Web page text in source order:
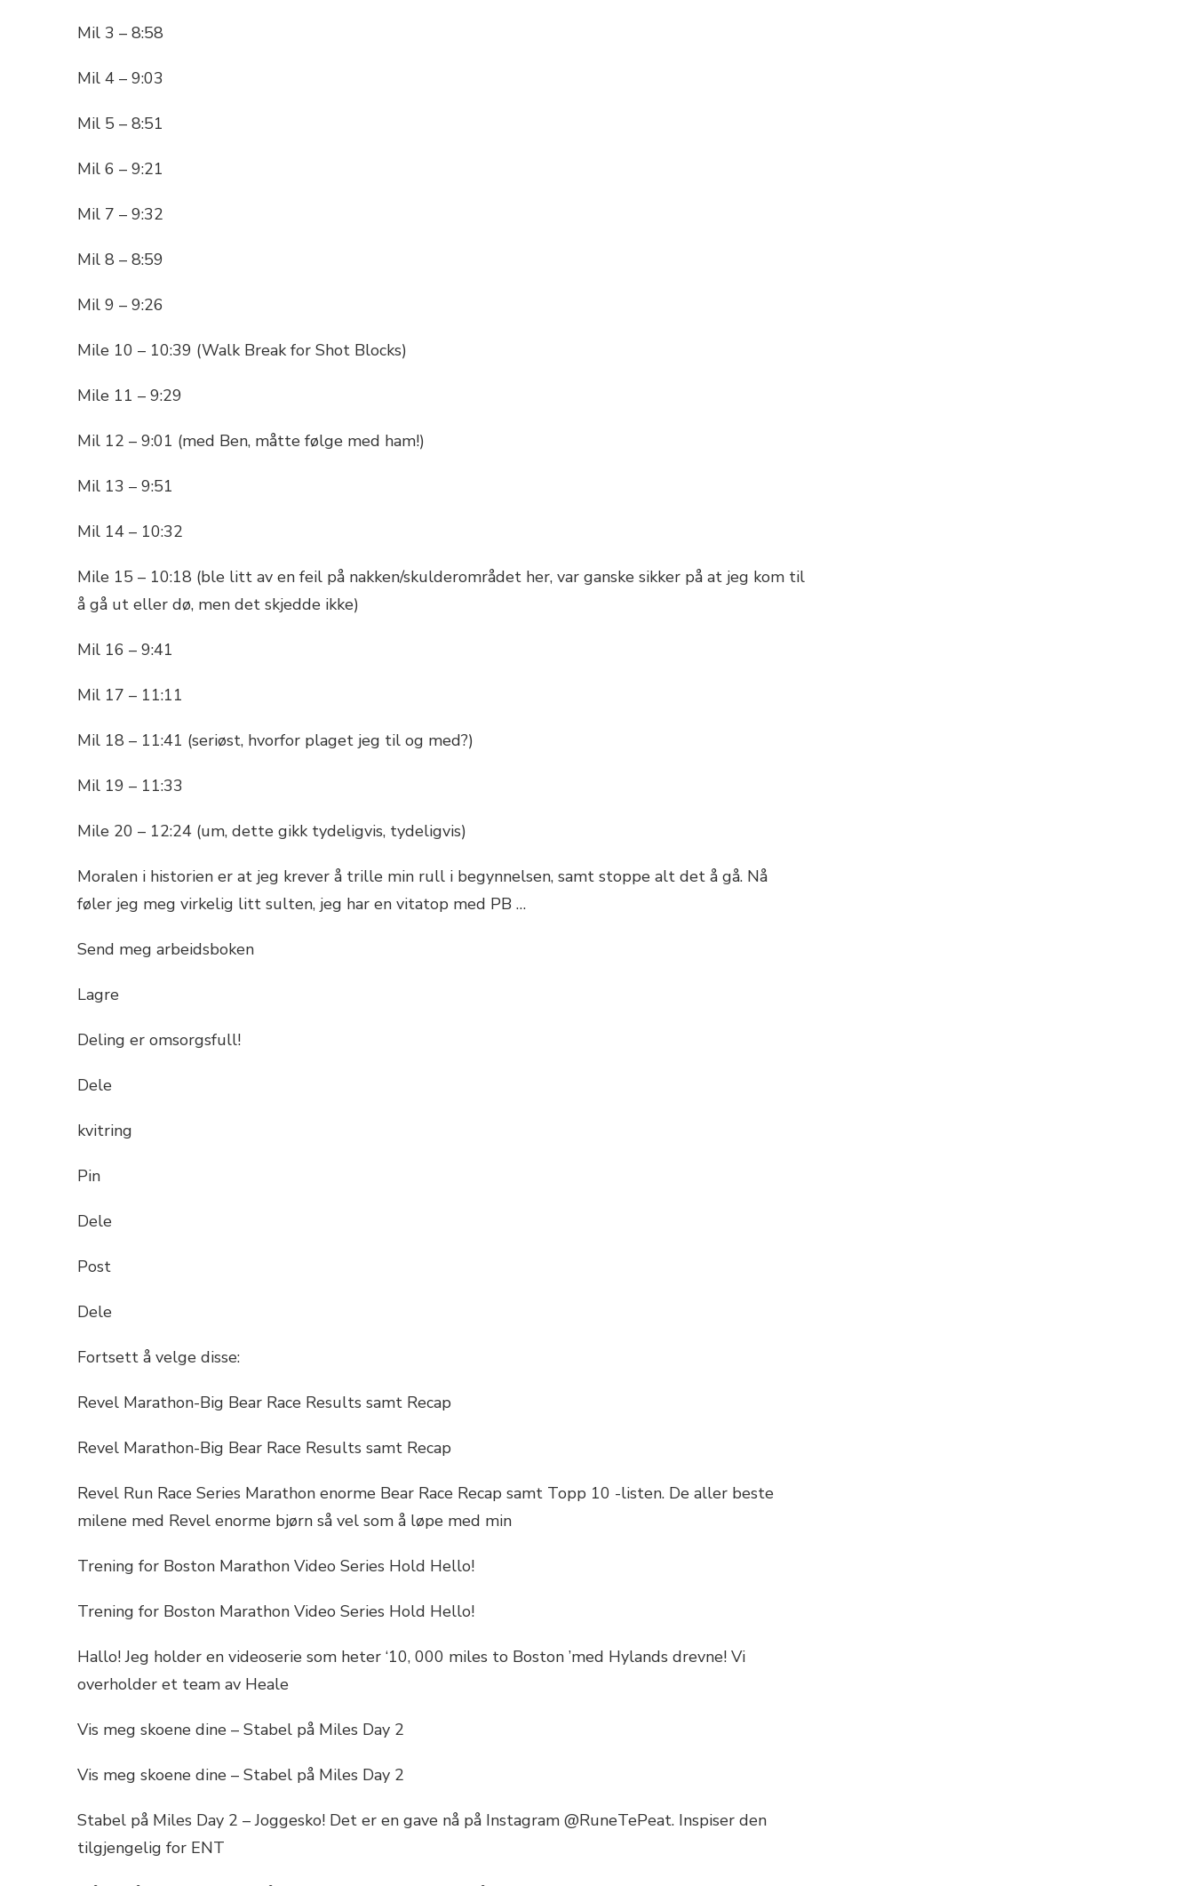
Mil 3 – 8:58
Mil 4 – 9:03
Mil 5 – 8:51
Mil 6 – 9:21
Mil 7 – 9:32
Mil 8 – 8:59
Mil 9 – 9:26
Mile 10 – 10:39 (Walk Break for Shot Blocks)
Mile 11 – 9:29
Mil 12 – 9:01 (med Ben, måtte følge med ham!)
Mil 13 – 9:51
Mil 14 – 10:32
Mile 15 – 10:18 (ble litt av en feil på nakken/skulderområdet her, var ganske sikker på at jeg kom til
å gå ut eller dø, men det skjedde ikke)
Mil 16 – 9:41
Mil 17 – 11:11
Mil 18 – 11:41 (seriøst, hvorfor plaget jeg til og med?)
Mil 19 – 11:33
Mile 20 – 12:24 (um, dette gikk tydeligvis, tydeligvis)
Moralen i historien er at jeg krever å trille min rull i begynnelsen, samt stoppe alt det å gå. Nå
føler jeg meg virkelig litt sulten, jeg har en vitatop med PB …
Send meg arbeidsboken
Lagre
Deling er omsorgsfull!
Dele
kvitring
Pin
Dele
Post
Dele
Fortsett å velge disse:
Revel Marathon-Big Bear Race Results samt Recap
Revel Marathon-Big Bear Race Results samt Recap
Revel Run Race Series Marathon enorme Bear Race Recap samt Topp 10 -listen. De aller beste
milene med Revel enorme bjørn så vel som å løpe med min
Trening for Boston Marathon Video Series Hold Hello!
Trening for Boston Marathon Video Series Hold Hello!
Hallo! Jeg holder en videoserie som heter ‘10, 000 miles to Boston ’med Hylands drevne! Vi
overholder et team av Heale
Vis meg skoene dine – Stabel på Miles Day 2
Vis meg skoene dine – Stabel på Miles Day 2
Stabel på Miles Day 2 – Joggesko! Det er en gave nå på Instagram @RuneTePeat. Inspiser den
tilgjengelig for ENT